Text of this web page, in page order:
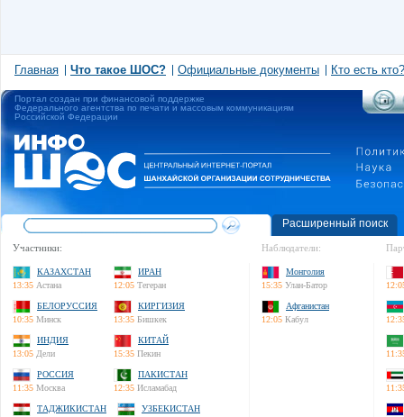
Главная Что такое ШОС? Официальные документы Кто есть кто?
Портал создан при финансовой поддержке
Федерального агентства по печати и массовым коммуникациям
Российской Федерации
Расширенный поиск
Участники:
КАЗАХСТАН
13:35 Астана
ИРАН
12:05 Тегеран
БЕЛОРУССИЯ
10:35 Минск
КИРГИЗИЯ
13:35 Бишкек
ИНДИЯ
13:05 Дели
КИТАЙ
15:35 Пекин
РОССИЯ
11:35 Москва
ПАКИСТАН
12:35 Исламабад
ТАДЖИКИСТАН
УЗБЕКИСТАН
Наблюдатели:
Монголия
15:35 Улан-Батор
Афганистан
12:05 Кабул